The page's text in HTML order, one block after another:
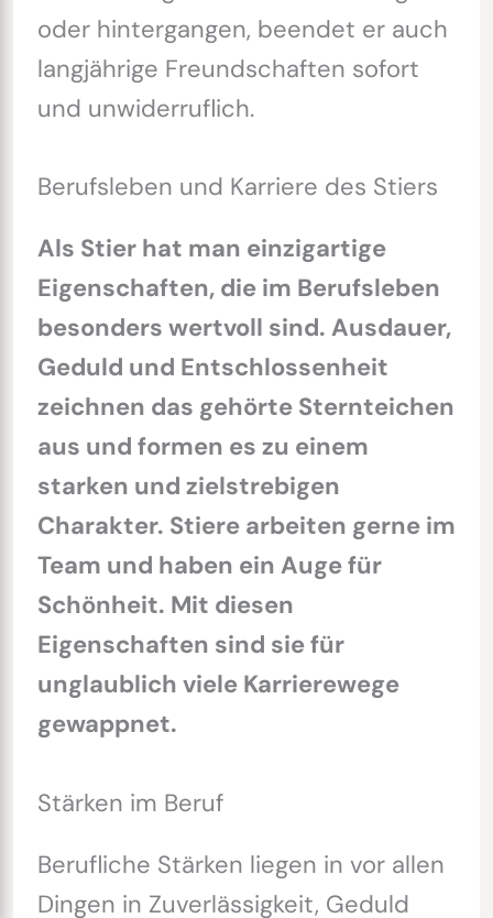
oder hintergangen, beendet er auch
langjährige Freundschaften sofort
und unwiderruflich.
Berufsleben und Karriere des Stiers
Als Stier hat man einzigartige
Eigenschaften, die im Berufsleben
besonders wertvoll sind. Ausdauer,
Geduld und Entschlossenheit
zeichnen das gehörte Sternteichen
aus und formen es zu einem
starken und zielstrebigen
Charakter. Stiere arbeiten gerne im
Team und haben ein Auge für
Schönheit. Mit diesen
Eigenschaften sind sie für
unglaublich viele Karrierewege
gewappnet.
Stärken im Beruf
Berufliche Stärken liegen in vor allen
Dingen in Zuverlässigkeit, Geduld